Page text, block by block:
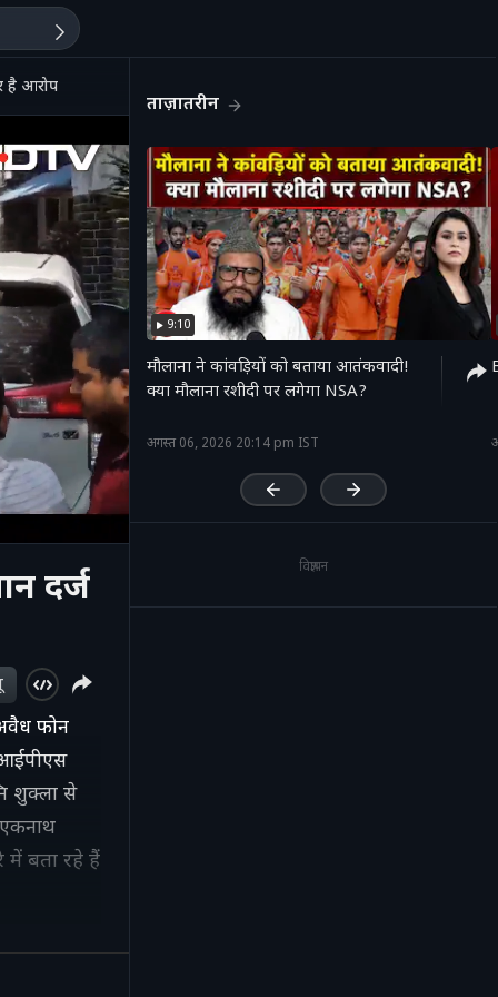
है आरोप
'
दर्ज
फोन
शुक्ला से
में बता रहे हैं
ताज़ातरीन
9:10
मौलाना ने कांवड़ियों को बताया आतंकवादी!
क्या मौलाना रशीदी पर लगेगा NSA?
अगस्त 06, 2026 20:14 pm IST
विज्ञापन